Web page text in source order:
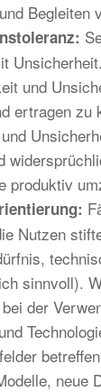
Begleiten
und
ertragen zu
produktiv
Nutzen
sinnvoll).
der
neue